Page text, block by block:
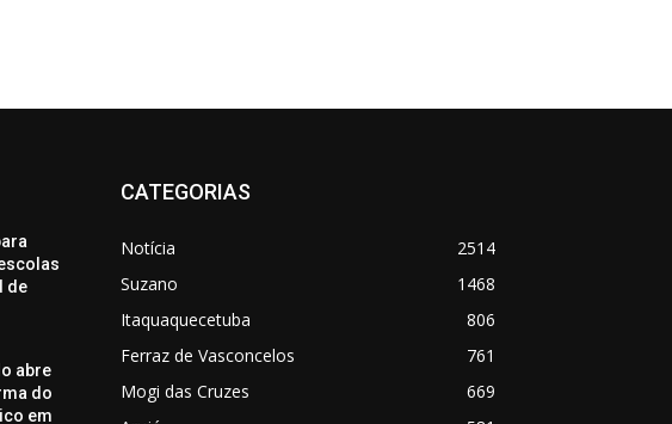
de
abre
do
em
CATEGORIAS
Notícia
2514
Suzano
1468
Itaquaquecetuba
806
Ferraz de Vasconcelos
761
Mogi das Cruzes
669